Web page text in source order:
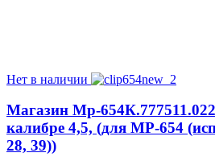
Нет в наличии
Магазин Мр-
калибре 4,5, (для МР-654
28, 39))